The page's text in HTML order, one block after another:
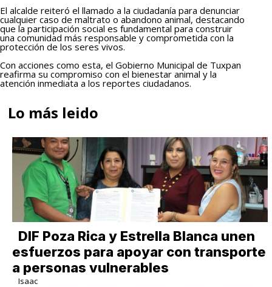
El alcalde reiteró el llamado a la ciudadanía para denunciar
cualquier caso de maltrato o abandono animal, destacando
que la participación social es fundamental para construir
una comunidad más responsable y comprometida con la
protección de los seres vivos.
Con acciones como esta, el Gobierno Municipal de Tuxpan
reafirma su compromiso con el bienestar animal y la
atención inmediata a los reportes ciudadanos.
Lo más leido
DIF Poza Rica y Estrella Blanca unen
esfuerzos para apoyar con transporte
a personas vulnerables
Isaac